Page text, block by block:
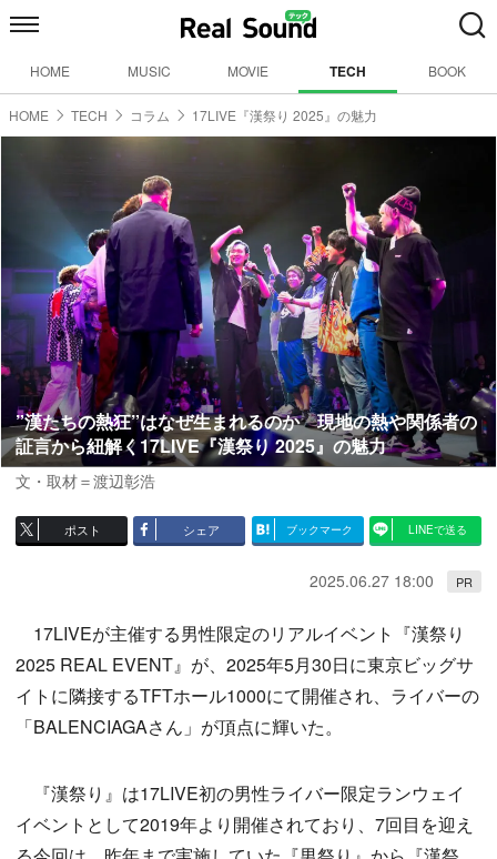
HOME MUSIC MOVIE TECH BOOK
HOME TECH コラム 17LIVE『漢祭り 2025』の魅力
”漢たちの熱狂”はなぜ生まれるのか 現地の熱や関係者の
証言から紐解く17LIVE『漢祭り 2025』の魅力
文・取材＝渡辺彰浩
ポスト シェア ブックマーク LINEで送る
2025.06.27 18:00 PR
17LIVEが主催する男性限定のリアルイベント『漢祭り
2025 REAL EVENT』が、2025年5月30日に東京ビッグサ
イトに隣接するTFTホール1000にて開催され、ライバーの
「BALENCIAGAさん」が頂点に輝いた。
『漢祭り』は17LIVE初の男性ライバー限定ランウェイ
イベントとして2019年より開催されており、7回目を迎え